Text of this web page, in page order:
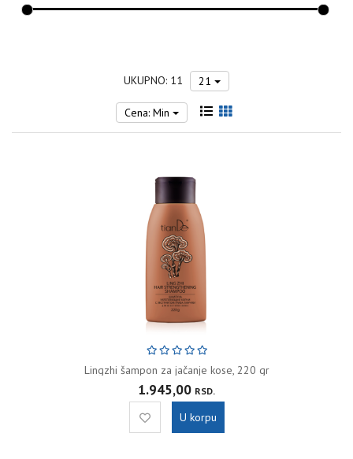
UKUPNO: 11 21
Cena: Min
Lingzhi šampon za jačanje kose, 220 gr
1.945,00 RSD.
U korpu